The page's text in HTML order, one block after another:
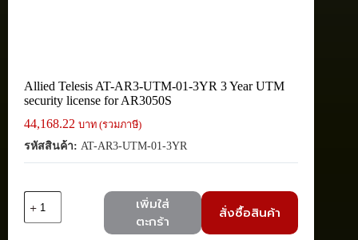
Allied Telesis AT-AR3-UTM-01-3YR 3 Year UTM
security license for AR3050S
44,168.22 บาท (รวมภาษี)
รหัสสินค้า: AT-AR3-UTM-01-3YR
Allied
เพิ่มใส่
ตะกร้า
สั่งซื้อสินค้า